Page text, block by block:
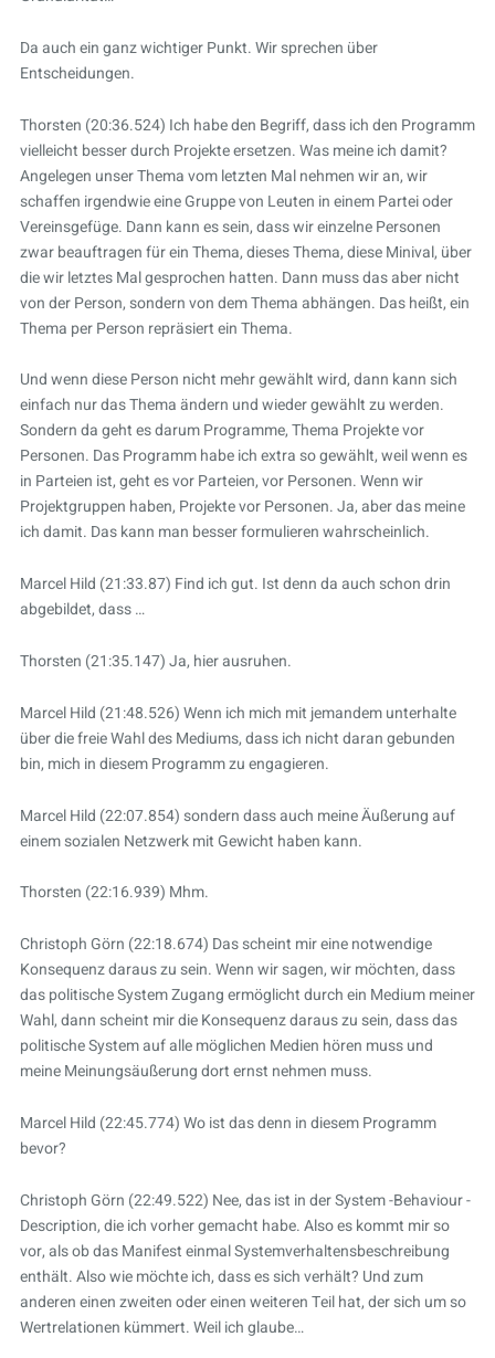
Da auch ein ganz wichtiger Punkt. Wir sprechen über
Entscheidungen.
Thorsten (20:36.524) Ich habe den Begriff, dass ich den Programm
vielleicht besser durch Projekte ersetzen. Was meine ich damit?
Angelegen unser Thema vom letzten Mal nehmen wir an, wir
schaffen irgendwie eine Gruppe von Leuten in einem Partei oder
Vereinsgefüge. Dann kann es sein, dass wir einzelne Personen
zwar beauftragen für ein Thema, dieses Thema, diese Minival, über
die wir letztes Mal gesprochen hatten. Dann muss das aber nicht
von der Person, sondern von dem Thema abhängen. Das heißt, ein
Thema per Person repräsiert ein Thema.
Und wenn diese Person nicht mehr gewählt wird, dann kann sich
einfach nur das Thema ändern und wieder gewählt zu werden.
Sondern da geht es darum Programme, Thema Projekte vor
Personen. Das Programm habe ich extra so gewählt, weil wenn es
in Parteien ist, geht es vor Parteien, vor Personen. Wenn wir
Projektgruppen haben, Projekte vor Personen. Ja, aber das meine
ich damit. Das kann man besser formulieren wahrscheinlich.
Marcel Hild (21:33.87) Find ich gut. Ist denn da auch schon drin
abgebildet, dass …
Thorsten (21:35.147) Ja, hier ausruhen.
Marcel Hild (21:48.526) Wenn ich mich mit jemandem unterhalte
über die freie Wahl des Mediums, dass ich nicht daran gebunden
bin, mich in diesem Programm zu engagieren.
Marcel Hild (22:07.854) sondern dass auch meine Äußerung auf
einem sozialen Netzwerk mit Gewicht haben kann.
Thorsten (22:16.939) Mhm.
Christoph Görn (22:18.674) Das scheint mir eine notwendige
Konsequenz daraus zu sein. Wenn wir sagen, wir möchten, dass
das politische System Zugang ermöglicht durch ein Medium meiner
Wahl, dann scheint mir die Konsequenz daraus zu sein, dass das
politische System auf alle möglichen Medien hören muss und
meine Meinungsäußerung dort ernst nehmen muss.
Marcel Hild (22:45.774) Wo ist das denn in diesem Programm
bevor?
Christoph Görn (22:49.522) Nee, das ist in der System -Behaviour -
Description, die ich vorher gemacht habe. Also es kommt mir so
vor, als ob das Manifest einmal Systemverhaltensbeschreibung
enthält. Also wie möchte ich, dass es sich verhält? Und zum
anderen einen zweiten oder einen weiteren Teil hat, der sich um so
Wertrelationen kümmert. Weil ich glaube…